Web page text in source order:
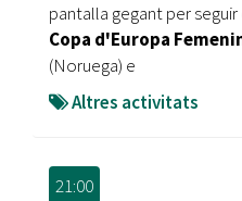
pantalla gegant per
Copa d'Europa
(Noruega) e
Altres activitats
21:00